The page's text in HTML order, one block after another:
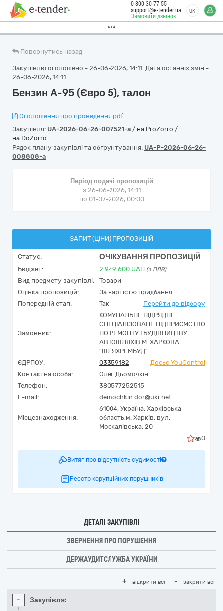
Замовити дзвінок
0 800 30 77 55
support@e-tender.ua
UK
Повернутись назад
Закупівлю оголошено - 26-06-2026, 14:11. Дата останніх змін -
26-06-2026, 14:11
Бензин А-95 (Євро 5), талон
Оголошення про проведення.pdf
Закупівля: UA-2026-06-26-007521-a / на ProZorro /
на DoZorro
Рядок плану закупівлі та обґрунтування: UA-P-2026-06-26-
008808-a
Період подачі пропозицій
з 26-06-2026, 14:11
по 01-07-2026, 00:00
ЗАПИТ (ЦІНИ) ПРОПОЗИЦІЙ
Статус: ОЧІКУВАННЯ ПРОПОЗИЦІЙ
Бюджет: 2 949 600 UAH (з ПДВ)
Вид предмету закупівлі:
Товари
Оцінка пропозицій:
За вартістю придбання
Попередній етап:
Так Перейти до відбору
Замовник:
КОМУНАЛЬНЕ ПІДРЯДНЕ
СПЕЦІАЛІЗОВАНЕ ПІДПРИЄМСТВО
ПО РЕМОНТУ І БУДІВНИЦТВУ
АВТОШЛЯХІВ М. ХАРКОВА
"ШЛЯХРЕМБУД"
ЄДРПОУ:
03359182
Досьє YouControl
Контактна особа:
Олег Дьомочкін
Телефон:
380577252515
E-mail:
demochkin.dor@ukr.net
Місцезнаходження:
61004, Україна, Харківська
область,м. Харків, вул.
Москалівська, 20
0
Витяг про відсутність судимості
Реєстр корупційних порушників
ДЕТАЛІ ЗАКУПІВЛІ
ЗВЕРНЕННЯ ПРО ПОРУШЕННЯ
ДЕРЖАУДИТСЛУЖБА УКРАЇНИ
+ відкрити всі - закрити всі
- Закупівля: